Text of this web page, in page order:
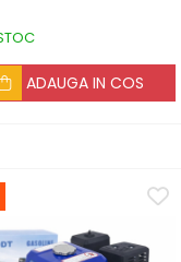
ADAUGA IN COS